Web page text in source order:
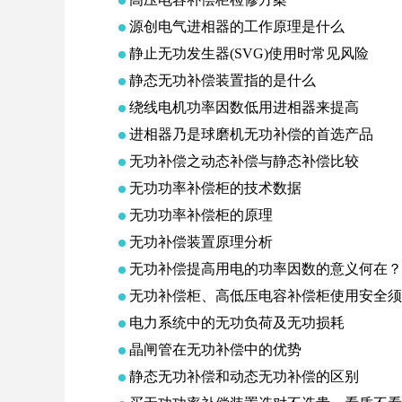
源创电气进相器的工作原理是什么
静止无功发生器(SVG)使用时常见风险
静态无功补偿装置指的是什么
绕线电机功率因数低用进相器来提高
进相器乃是球磨机无功补偿的首选产品
无功补偿之动态补偿与静态补偿比较
无功功率补偿柜的技术数据
无功功率补偿柜的原理
无功补偿装置原理分析
无功补偿提高用电的功率因数的意义何在？
无功补偿柜、高低压电容补偿柜使用安全
电力系统中的无功负荷及无功损耗
晶闸管在无功补偿中的优势
静态无功补偿和动态无功补偿的区别